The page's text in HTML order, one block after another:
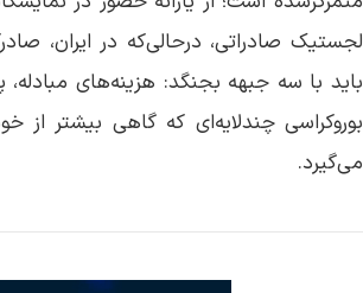
لجستیک صادراتی، درحالی‌که در ایران،
باید با سه جبهه بجنگد: هزینه‌های مبادله،
بوروکراسی چندلایه‌ای که گاهی بیشتر از
می‌گیرد.